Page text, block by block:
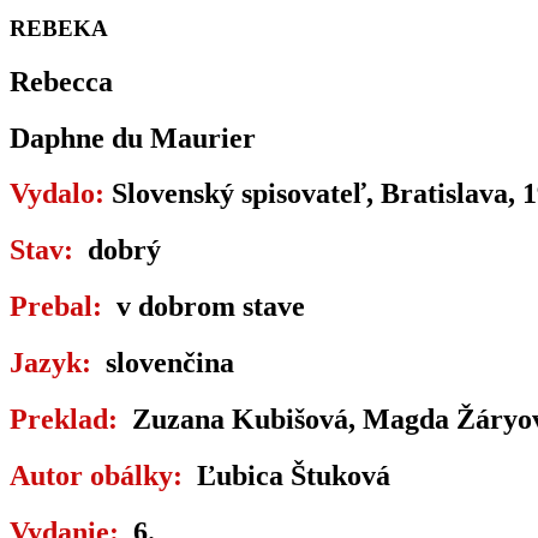
REBEKA
Rebecca
Daphne du Maurier
Vydalo: Slovenský spisovateľ, Bratislava,
Stav: dobrý
Prebal: v dobrom stave
Jazyk: slovenčina
Preklad: Zuzana Kubišová, Magda
Autor obálky: Ľubica Štuková